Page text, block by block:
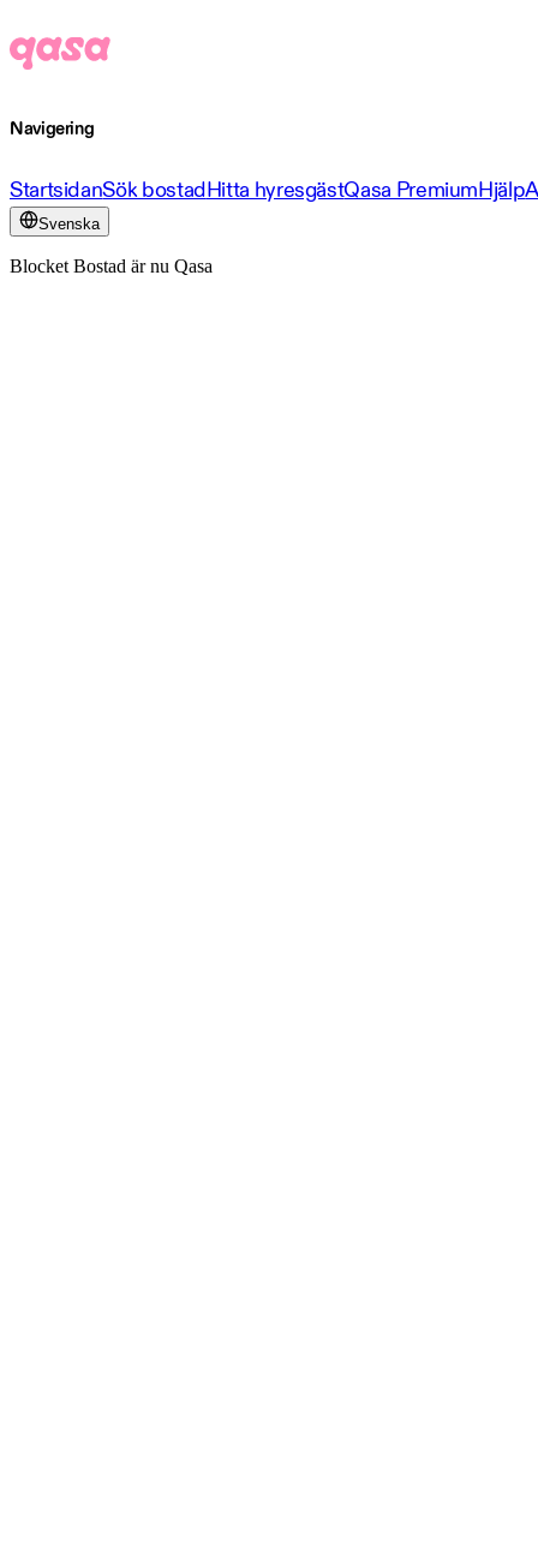
Navigering
StartsidanSök bostadHitta hyresgästQasa PremiumHjälp
Svenska
Blocket Bostad är nu Qasa